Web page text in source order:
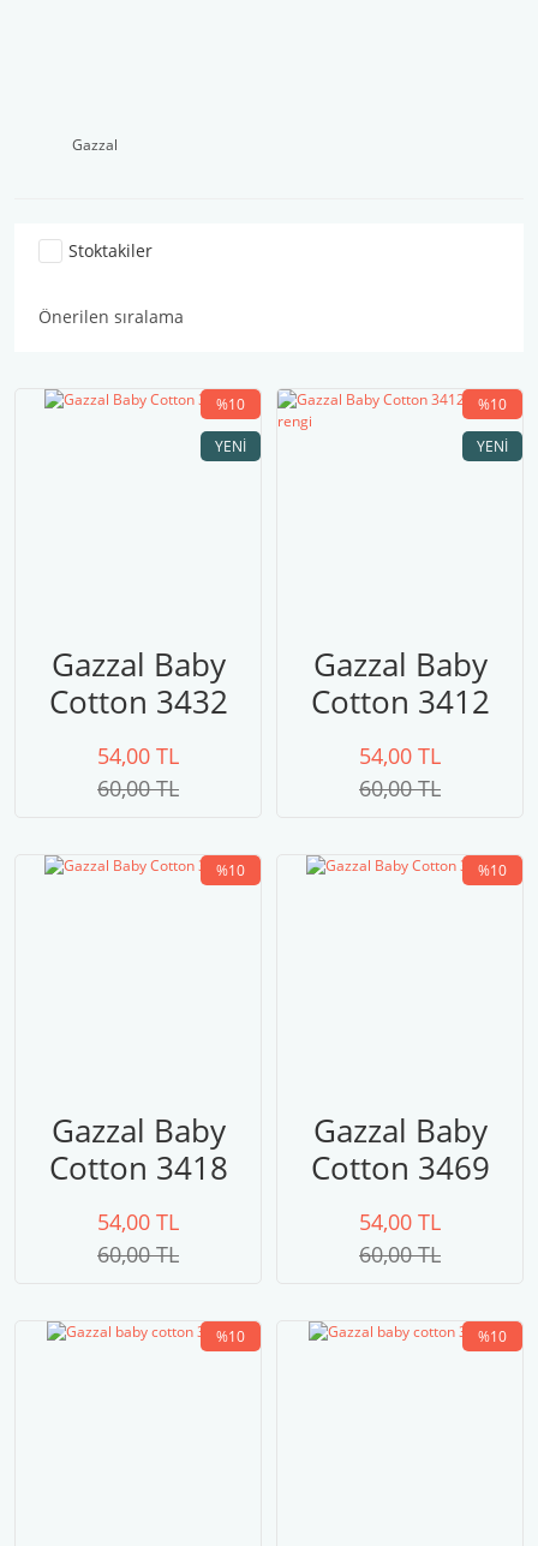
Gazzal
Stoktakiler
%10
YENI
Gazzal Baby
Cotton 3432
54,00 TL
60,00 TL
%10
YENI
Gazzal Baby
Cotton 3412
ten rengi
54,00 TL
60,00 TL
%10
Gazzal Baby
Cotton 3418
54,00 TL
60,00 TL
%10
Gazzal Baby
Cotton 3469
54,00 TL
60,00 TL
%10 %10